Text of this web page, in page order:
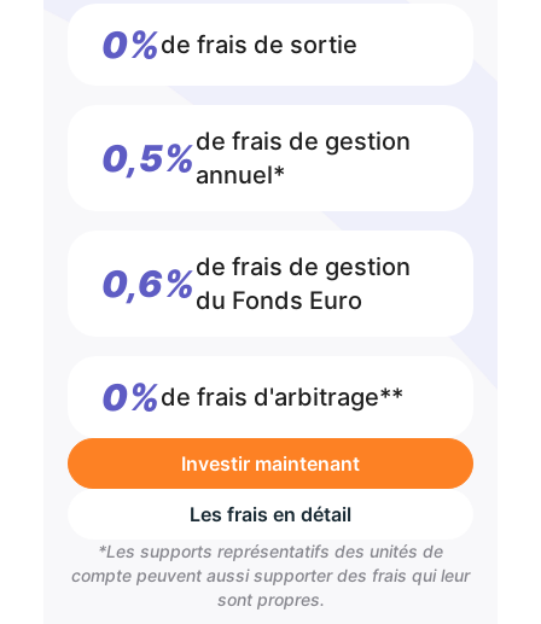
0%de frais de sortie
0,5%de frais de gestion
annuel*
0,6%de frais de gestion
du Fonds Euro
0%de frais d'arbitrage**
Investir maintenant
Les frais en détail
*Les supports représentatifs des unités de
compte peuvent aussi supporter des frais qui leur
sont propres.